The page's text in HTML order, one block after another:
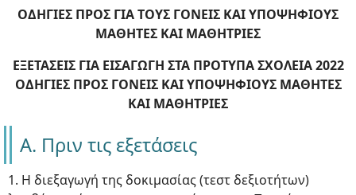
ΟΔΗΓΙΕΣ ΠΡΟΣ ΓΙΑ ΤΟΥΣ ΓΟΝΕΙΣ ΚΑΙ ΥΠΟΨΗΦΙΟΥΣ
ΜΑΘΗΤΕΣ ΚΑΙ ΜΑΘΗΤΡΙΕΣ
ΕΞΕΤΑΣΕΙΣ ΓΙΑ ΕΙΣΑΓΩΓΗ ΣΤΑ ΠΡΟΤΥΠΑ ΣΧΟΛΕΙΑ 2022
ΟΔΗΓΙΕΣ ΠΡΟΣ ΓΟΝΕΙΣ ΚΑΙ ΥΠΟΨΗΦΙΟΥΣ ΜΑΘΗΤΕΣ
ΚΑΙ ΜΑΘΗΤΡΙΕΣ
Α. Πριν τις εξετάσεις
1. Η διεξαγωγή της δοκιμασίας (τεστ δεξιοτήτων)